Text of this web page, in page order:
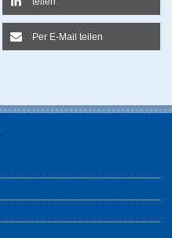
Per E-Mail teilen